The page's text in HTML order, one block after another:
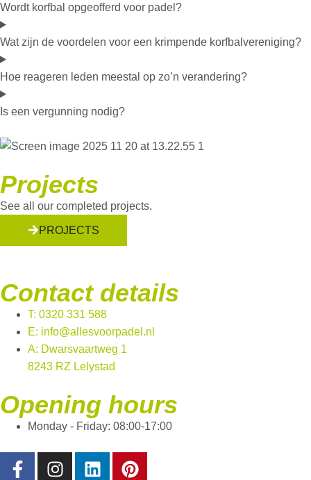
Wordt korfbal opgeofferd voor padel?
Wat zijn de voordelen voor een krimpende korfbalvereniging?
Hoe reageren leden meestal op zo’n verandering?
Is een vergunning nodig?
Projects
See all our completed projects.
PROJECTS
Contact details
T: 0320 331 588
E: info@allesvoorpadel.nl
A: Dwarsvaartweg 1
8243 RZ Lelystad
Opening hours
Monday - Friday: 08:00-17:00